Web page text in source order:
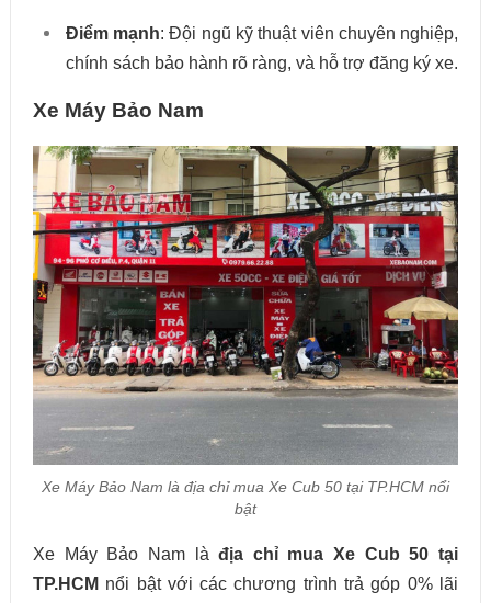
Điểm mạnh: Đội ngũ kỹ thuật viên chuyên nghiệp,
chính sách bảo hành rõ ràng, và hỗ trợ đăng ký xe.
Xe Máy Bảo Nam
Xe Máy Bảo Nam là địa chỉ mua Xe Cub 50 tại TP.HCM nổi
bật
Xe Máy Bảo Nam làđịa chỉ mua Xe Cub 50 tại
TP.HCM nổi bật với các chương trình trả góp 0% lãi